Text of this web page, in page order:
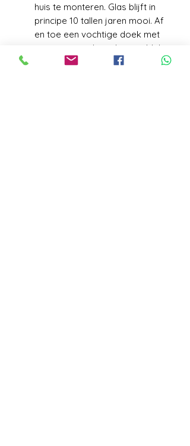
huis te monteren. Glas blijft in
principe 10 tallen jaren mooi. Af
en toe een vochtige doek met
wat zeep zonder schuurmiddel is
meer dan voldoende voor